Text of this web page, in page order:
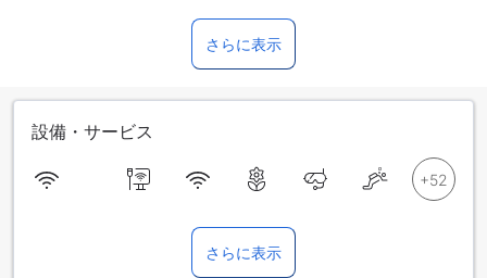
さらに表示
設備・サービス
さらに表示